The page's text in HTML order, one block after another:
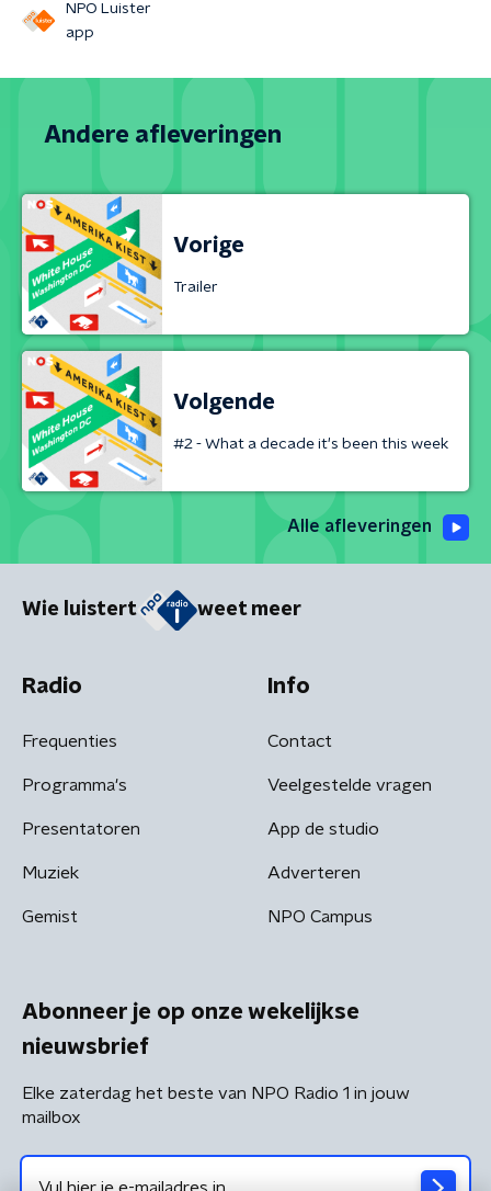
NPO Luister
app
Andere afleveringen
Vorige
Trailer
Volgende
#2 - What a decade it's been this week
Alle afleveringen
Wie luistert weet meer
Radio
Frequenties
Programma's
Presentatoren
Muziek
Gemist
Info
Contact
Veelgestelde vragen
App de studio
Adverteren
NPO Campus
Abonneer je op onze wekelijkse
nieuwsbrief
Elke zaterdag het beste van NPO Radio 1 in jouw
mailbox